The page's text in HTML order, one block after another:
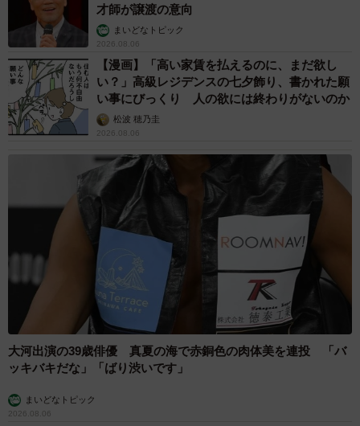
才師が譲渡の意向
まいどなトピック
2026.08.06
【漫画】「高い家賃を払えるのに、まだ欲し
い？」高級レジデンスの七夕飾り、書かれた願
い事にびっくり 人の欲には終わりがないのか
松波 穂乃圭
2026.08.06
大河出演の39歳俳優 真夏の海で赤銅色の肉体美を連投 「バ
ッキバキだな」「ばり渋いです」
まいどなトピック
2026.08.06